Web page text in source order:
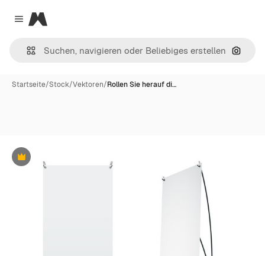
Close menu
Magnific
Nach
Startseite/Stock/Vektoren/Rollen Sie herauf di…
Premium